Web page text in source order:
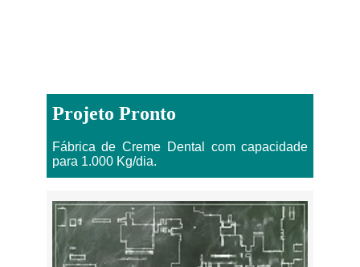
Projeto Pronto
Fábrica de Creme Dental com capacidade
para 1.000 Kg/dia.